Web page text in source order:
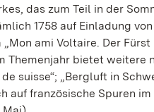
das zum Teil in der
1758 auf Einladung
ami Voltaire. Der
Themenjahr bietet weitere
suisse“; „Bergluft in
auf französische Spuren